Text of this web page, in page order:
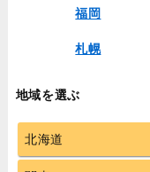
福岡
札幌
地域を選ぶ
北海道